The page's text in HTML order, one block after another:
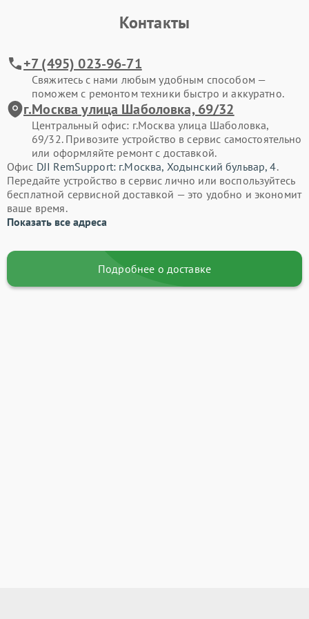
Контакты
+7 (495) 023-96-71
Свяжитесь с нами любым удобным способом —
поможем с ремонтом техники быстро и аккуратно.
г.Москва улица Шаболовка, 69/32
Центральный офис: г.Москва улица Шаболовка,
69/32. Привозите устройство в сервис самостоятельно
или оформляйте ремонт с доставкой.
Офис DJI RemSupport: г.Москва, Ходынский бульвар, 4.
Передайте устройство в сервис лично или воспользуйтесь
бесплатной сервисной доставкой — это удобно и экономит
ваше время.
Показать все адреса
Подробнее о доставке